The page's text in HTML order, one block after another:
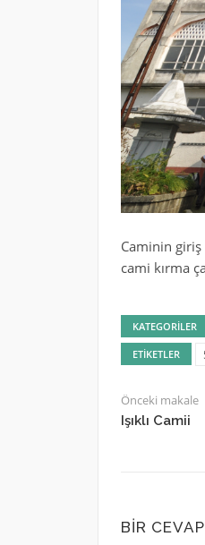
Caminin giriş
cami kırma
KATEGORILER
ETIKETLER
Önceki makale
Işıklı Camii
BIR